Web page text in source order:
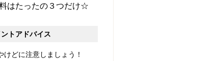
はたったの３つだけ☆
トアドバイス
どに注意しましょう！